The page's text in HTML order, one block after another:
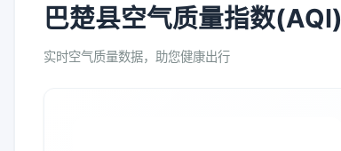
巴楚县空气质量指数(AQI)
实时空气质量数据，助您健康出行